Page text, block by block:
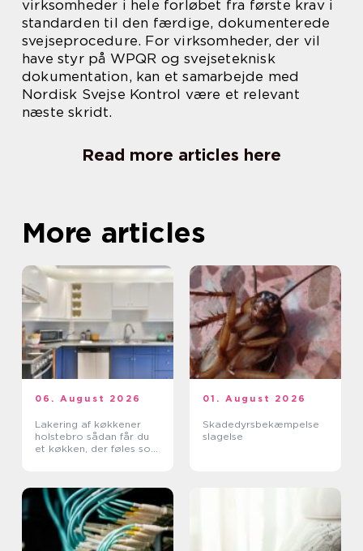
virksomheder i hele forløbet fra første krav i
standarden til den færdige, dokumenterede
svejseprocedure. For virksomheder, der vil
have styr på WPQR og svejseteknisk
dokumentation, kan et samarbejde med
Nordisk Svejse Kontrol være et relevant
næste skridt.
Read more articles here
More articles
06. August 2026
Lakering af køkkener
holstebro sådan får du
et køkken, der føles som
01. August 2026
Skadedyrsbekæmpelse
slagelse